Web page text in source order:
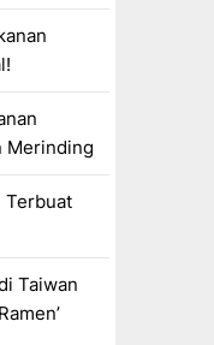
Merinding
Terbuat
Taiwan